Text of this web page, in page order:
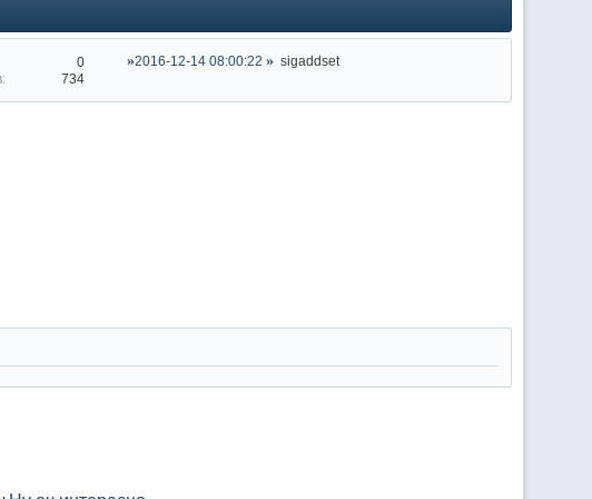
0
734
2016-12-14 08:00:22 sigaddset